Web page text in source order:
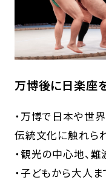
万博後に日楽座
・万博で日本や世
伝統文化に触れら
・観光の中心地、難
・子どもから大人ま